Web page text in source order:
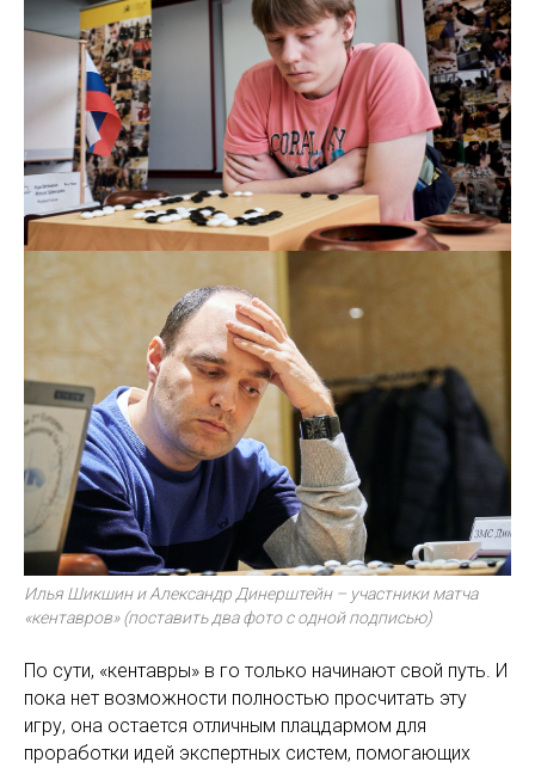
Илья Шикшин и Александр Динерштейн – участники матча
«кентавров» (поставить два фото с одной подписью)
По сути, «кентавры» в го только начинают свой путь. И
пока нет возможности полностью просчитать эту
игру, она остается отличным плацдармом для
проработки идей экспертных систем, помогающих